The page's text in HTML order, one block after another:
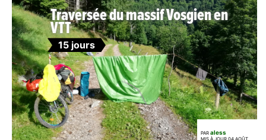
Traversée du massif Vosgien en
VTT
15 jours
PAR aless